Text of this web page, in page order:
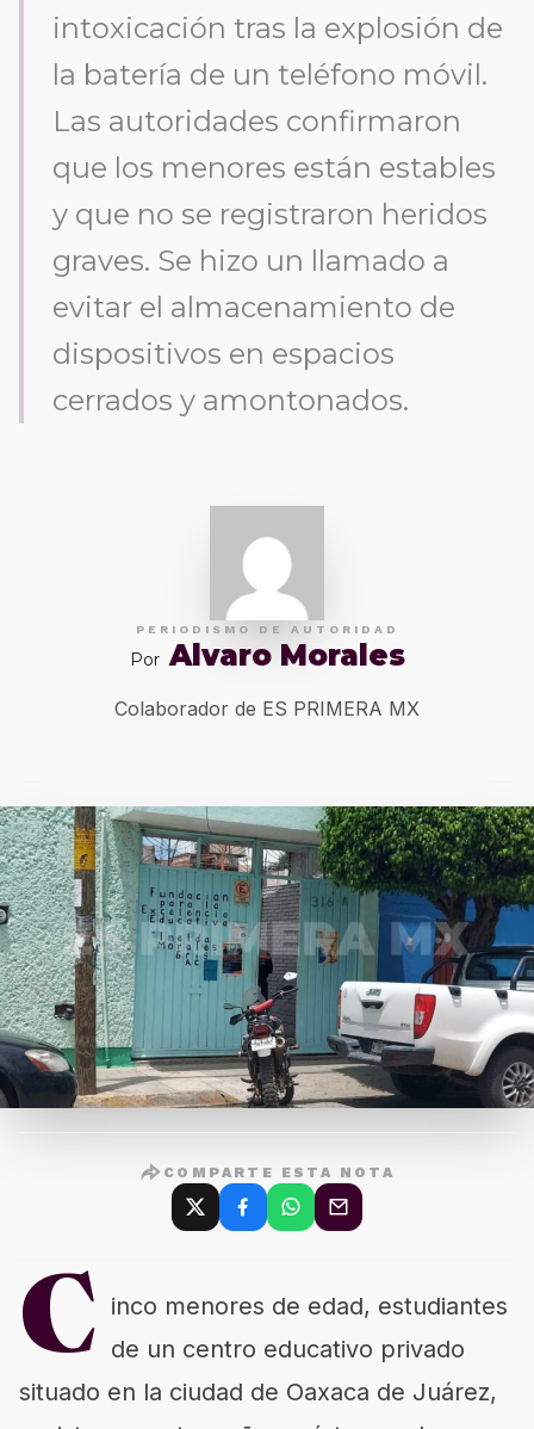
intoxicación tras la explosión de
la batería de un teléfono móvil.
Las autoridades confirmaron
que los menores están estables
y que no se registraron heridos
graves. Se hizo un llamado a
evitar el almacenamiento de
dispositivos en espacios
cerrados y amontonados.
PERIODISMO DE AUTORIDAD
Por Alvaro Morales
Colaborador de ES PRIMERA MX
COMPARTE ESTA NOTA
C inco menores de edad, estudiantes
de un centro educativo privado
situado en la ciudad de Oaxaca de Juárez,